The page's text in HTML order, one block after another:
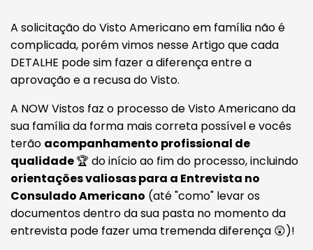
A solicitação do Visto Americano em família não é
complicada, porém vimos nesse Artigo que cada
DETALHE pode sim fazer a diferença entre a
aprovação e a recusa do Visto.
A NOW Vistos faz o processo de Visto Americano da
sua família da forma mais correta possível e vocês
terão acompanhamento profissional de
qualidade🏆 do início ao fim do processo, incluindo
orientações valiosas para a Entrevista no
Consulado Americano (até "como" levar os
documentos dentro da sua pasta no momento da
entrevista pode fazer uma tremenda diferença 😲)!